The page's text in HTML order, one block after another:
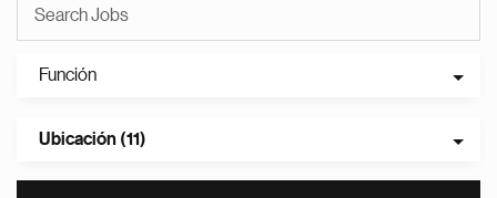
Función
Ubicación (11)